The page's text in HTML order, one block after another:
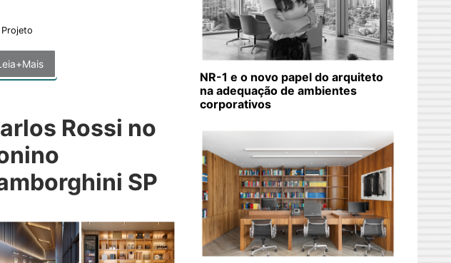
Projeto
Rossi no
SP
NR-1 e o novo papel do arquiteto
na adequação de ambientes
corporativos